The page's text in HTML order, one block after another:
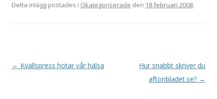
Detta inlägg postades i Okategoriserade den 18 februari 2008.
Inläggsnavigering
← Kvällspress hotar vår hälsa
Hur snabbt skriver du
aftonbladet.se? →